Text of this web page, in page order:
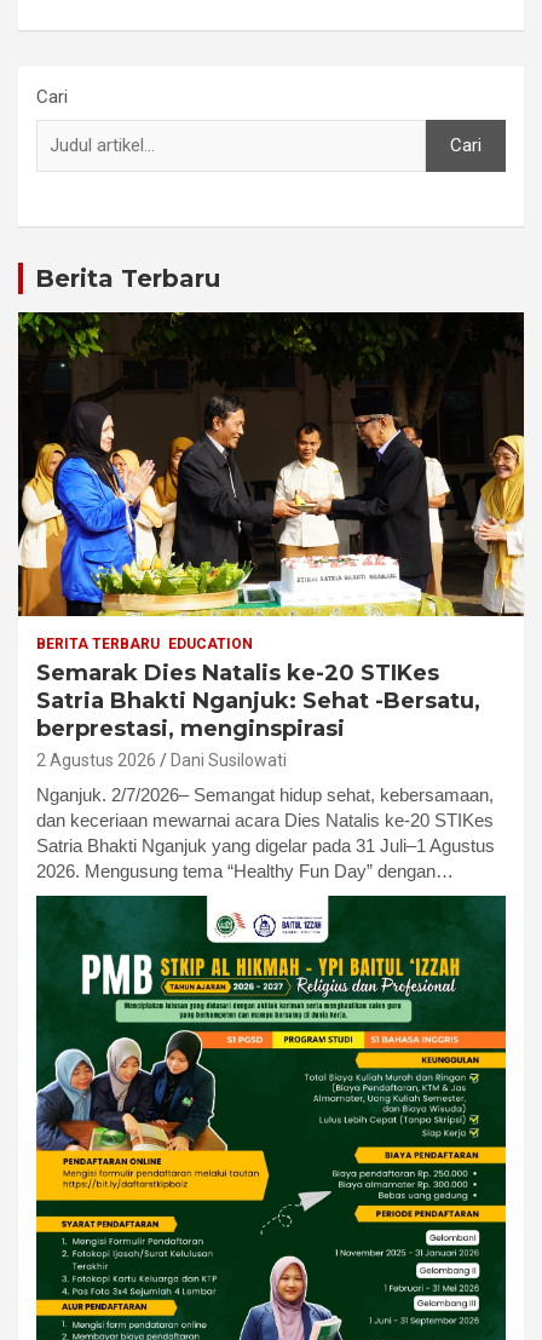
Cari
Cari
Berita Terbaru
BERITA TERBARU EDUCATION
Semarak Dies Natalis ke-20 STIKes
Satria Bhakti Nganjuk: Sehat -Bersatu,
berprestasi, menginspirasi
2 Agustus 2026 Dani Susilowati
Nganjuk. 2/7/2026– Semangat hidup sehat, kebersamaan,
dan keceriaan mewarnai acara Dies Natalis ke-20 STIKes
Satria Bhakti Nganjuk yang digelar pada 31 Juli–1 Agustus
2026. Mengusung tema “Healthy Fun Day” dengan…